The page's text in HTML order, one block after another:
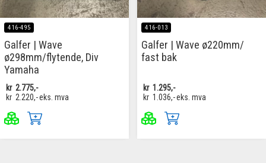
416-495
Galfer | Wave
ø298mm/flytende, Div
Yamaha
kr 2.775,-
kr 2.220,-eks. mva
416-013
Galfer | Wave ø220mm/
fast bak
kr 1.295,-
kr 1.036,-eks. mva